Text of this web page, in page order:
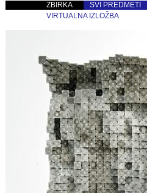
ZBIRKA
SVI PREDMETI
VIRTUALNA IZLOŽBA